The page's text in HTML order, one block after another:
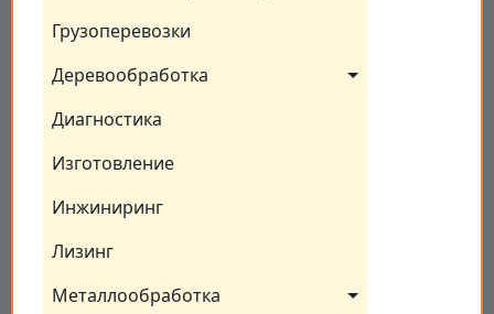
Грузоперевозки
Деревообработка
Диагностика
Изготовление
Инжиниринг
Лизинг
Металлообработка